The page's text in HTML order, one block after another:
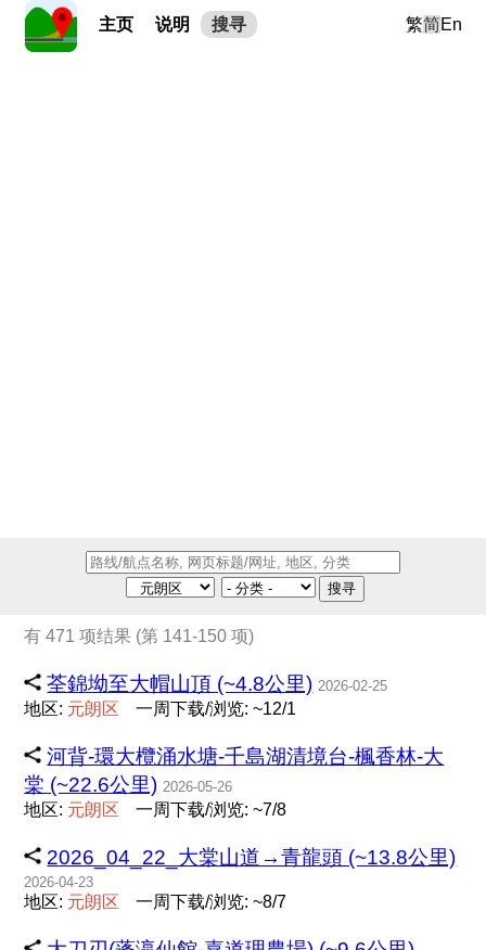
主页 说明 搜寻 繁简En
搜寻
有 471 项结果 (第 141-150 项)
荃錦坳至大帽山頂 (~4.8公里) 2026-02-25
地区: 元朗 区 一周下载/浏览: ~12/1
河背-環大欖涌水塘-千島湖清境台-楓香林-大
棠 (~22.6公里) 2026-05-26
地区: 元朗 区 一周下载/浏览: ~7/8
2026_04_22_大棠山道→青龍頭 (~13.8公里)
2026-04-23
地区: 元朗 区 一周下载/浏览: ~8/7